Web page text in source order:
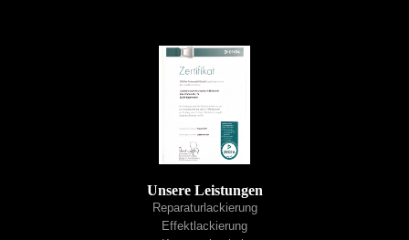
Unsere Leistungen
Reparaturlackierung
Effektlackierung